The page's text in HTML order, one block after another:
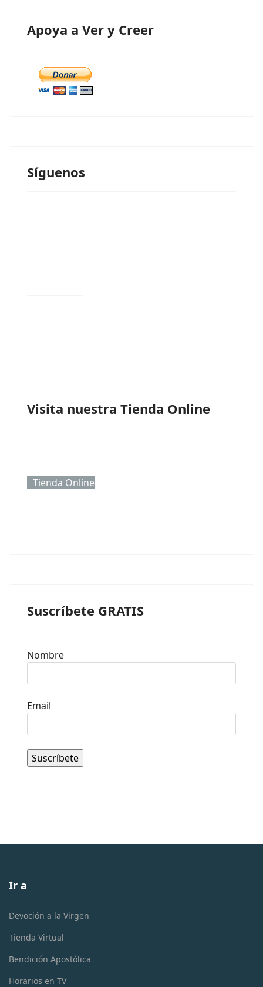
Apoya a Ver y Creer
Síguenos
Visita nuestra Tienda Online
Tienda Online
Suscríbete GRATIS
Nombre
Email
Ir a
Devoción a la Virgen
Tienda Virtual
Bendición Apostólica
Horarios en TV